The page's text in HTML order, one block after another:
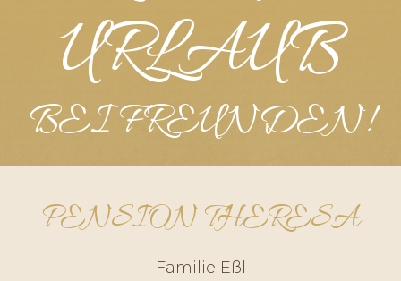
URLAUB
BEI FREUNDEN!
PENSION THERESA
Familie Eßl